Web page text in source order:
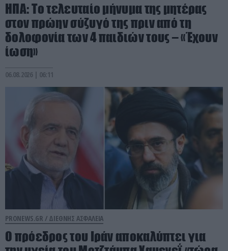
ΗΠΑ: Το τελευταίο μήνυμα της μητέρας
στον πρώην σύζυγό της πριν από τη
δολοφονία των 4 παιδιών τους – «Έχουν
ίωση»
06.08.2026 | 06:11
PRONEWS.GR / ΔΙΕΘΝΗΣ ΑΣΦΑΛΕΙΑ
Ο πρόεδρος του Ιράν αποκαλύπτει για